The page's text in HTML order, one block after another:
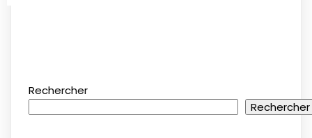
Rechercher
Rechercher